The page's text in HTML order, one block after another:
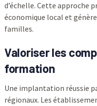
d’échelle. Cette approche
économique local et
familles.
Valoriser les
formation
Une implantation réussie
régionaux. Les